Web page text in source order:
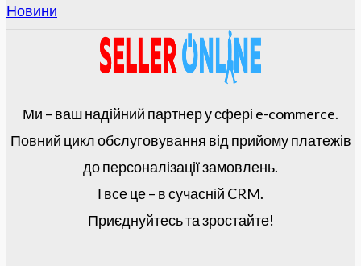
Новини
Ми – ваш надійний партнер у сфері e-commerce.
Повний цикл обслуговування від прийому платежів
до персоналізації замовлень.
І все це – в сучасній CRM.
Приєднуйтесь та зростайте!